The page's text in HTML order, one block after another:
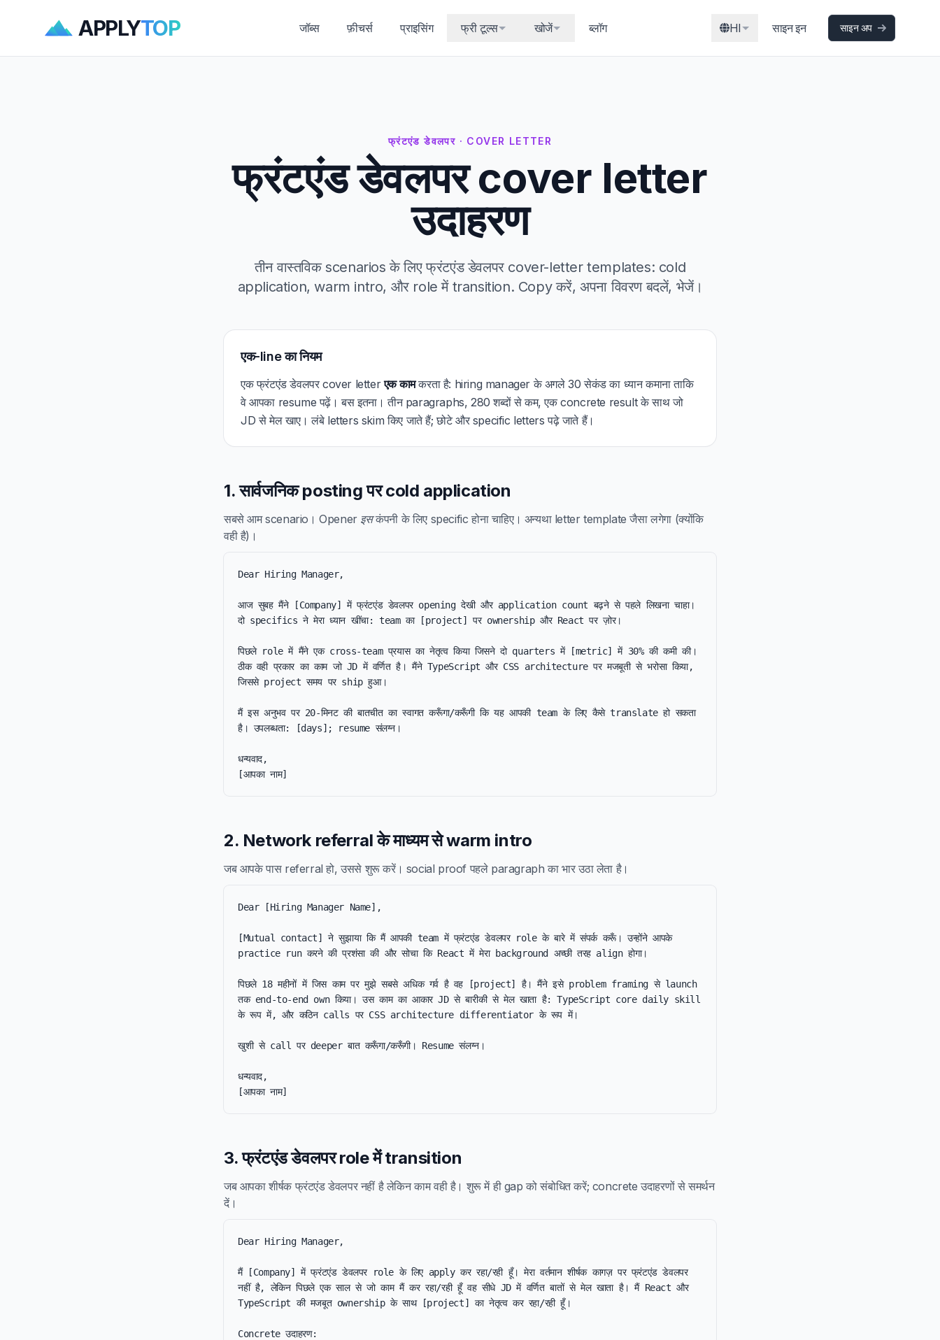
APPLYTOP जॉब्स फ़ीचर्स प्राइसिंग फ्री टूल्स खोजें ब्लॉग HI साइन इन साइन अप
फ्रंटएंड डेवलपर · COVER LETTER
फ्रंटएंड डेवलपर cover letter
उदाहरण
तीन वास्तविक scenarios के लिए फ्रंटएंड डेवलपर cover-letter templates: cold
application, warm intro, और role में transition. Copy करें, अपना विवरण बदलें, भेजें।
एक-line का नियम
एक फ्रंटएंड डेवलपर cover letterएक कामकरता है: hiring manager के अगले 30 सेकंड का ध्यान कमाना ताकि
वे आपका resume पढ़ें। बस इतना। तीन paragraphs, 280 शब्दों से कम, एक concrete result के साथ जो
JD से मेल खाए। लंबे letters skim किए जाते हैं; छोटे और specific letters पढ़े जाते हैं।
1. सार्वजनिक posting पर cold application
सबसे आम scenario। Opener इसकंपनी के लिए specific होना चाहिए। अन्यथा letter template जैसा लगेगा (क्योंकि
वही है)।
Dear Hiring Manager,
आज सुबह मैंने [Company] में फ्रंटएंड डेवलपर opening देखी और application count बढ़ने से पहले लिखना चाहा।
दो specifics ने मेरा ध्यान खींचा: team का [project] पर ownership और React पर ज़ोर।
पिछले role में मैंने एक cross-team प्रयास का नेतृत्व किया जिसने दो quarters में [metric] में 30% की कमी की।
ठीक वही प्रकार का काम जो JD में वर्णित है। मैंने TypeScript और CSS architecture पर मजबूती से भरोसा किया,
जिससे project समय पर ship हुआ।
मैं इस अनुभव पर 20-मिनट की बातचीत का स्वागत करूँगा/करूँगी कि यह आपकी team के लिए कैसे translate हो सकता
है। उपलब्धता: [days]; resume संलग्न।
धन्यवाद,
[आपका नाम]
2. Network referral के माध्यम से warm intro
जब आपके पास referral हो, उससे शुरू करें। social proof पहले paragraph का भार उठा लेता है।
Dear [Hiring Manager Name],
[Mutual contact] ने सुझाया कि मैं आपकी team में फ्रंटएंड डेवलपर role के बारे में संपर्क करूँ। उन्होंने आपके
practice run करने की प्रशंसा की और सोचा कि React में मेरा background अच्छी तरह align होगा।
पिछले 18 महीनों में जिस काम पर मुझे सबसे अधिक गर्व है वह [project] है। मैंने इसे problem framing से launch
तक end-to-end own किया। उस काम का आकार JD से बारीकी से मेल खाता है: TypeScript core daily skill
के रूप में, और कठिन calls पर CSS architecture differentiator के रूप में।
खुशी से call पर deeper बात करूँगा/करूँगी। Resume संलग्न।
धन्यवाद,
[आपका नाम]
3. फ्रंटएंड डेवलपर role में transition
जब आपका शीर्षक फ्रंटएंड डेवलपर नहीं है लेकिन काम वही है। शुरू में ही gap को संबोधित करें; concrete उदाहरणों से समर्थन
दें।
Dear Hiring Manager,
मैं [Company] में फ्रंटएंड डेवलपर role के लिए apply कर रहा/रही हूँ। मेरा वर्तमान शीर्षक कागज़ पर फ्रंटएंड डेवलपर
नहीं है, लेकिन पिछले एक साल से जो काम मैं कर रहा/रही हूँ वह सीधे JD में वर्णित बातों से मेल खाता है। मैं React और
TypeScript की मजबूत ownership के साथ [project] का नेतृत्व कर रहा/रही हूँ।
Concrete उदाहरण: